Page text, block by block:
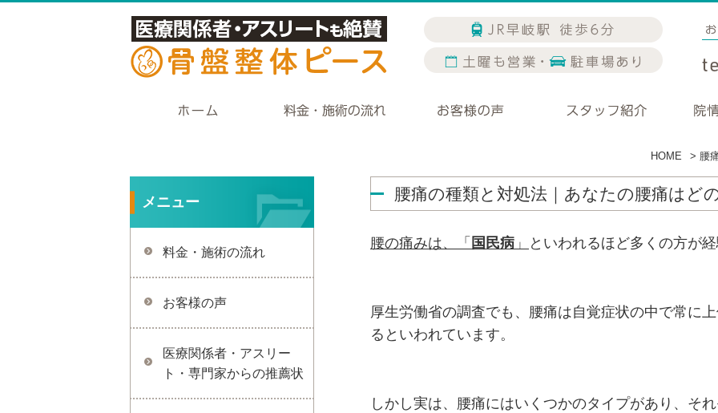
HOME > 腰
腰痛の種類と対処法｜あなたの腰痛はど
腰の痛みは、「 国民病 」 といわれるほど多くの方が経
厚生労働省の調査でも、腰痛は自覚症状の中で常に
るといわれています。
しかし実は、腰痛にはいくつかのタイプがあり、そ
メニュー
料金・施術の流れ
お客様の声
医療関係者・アスリー
ト・専門家からの推薦状